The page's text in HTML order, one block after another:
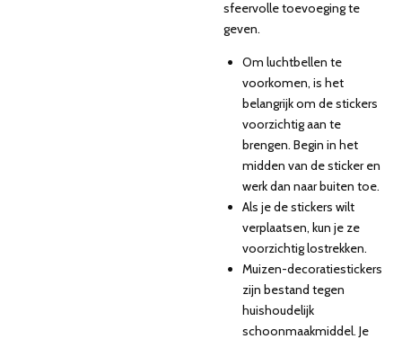
sfeervolle toevoeging te
geven.
Om luchtbellen te
voorkomen, is het
belangrijk om de stickers
voorzichtig aan te
brengen. Begin in het
midden van de sticker en
werk dan naar buiten toe.
Als je de stickers wilt
verplaatsen, kun je ze
voorzichtig lostrekken.
Muizen-decoratiestickers
zijn bestand tegen
huishoudelijk
schoonmaakmiddel. Je